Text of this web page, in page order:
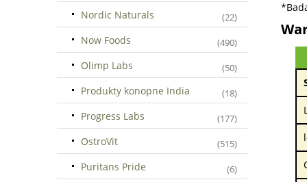
Nordic Naturals (22)
Now Foods (490)
Olimp Labs (50)
Produkty konopne India (18)
Progress Labs (177)
OstroVit (515)
Puritans Pride (6)